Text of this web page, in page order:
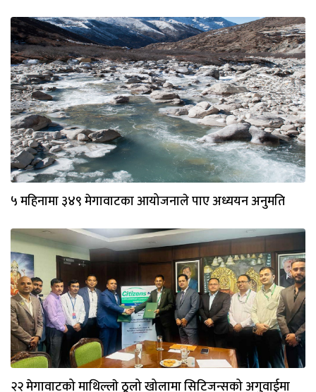
५ महिनामा ३४९ मेगावाटका आयोजनाले पाए अध्ययन अनुमति
२२ मेगावाटको माथिल्लाे ठूलो खोलामा सिटिजन्सको अगुवाईमा